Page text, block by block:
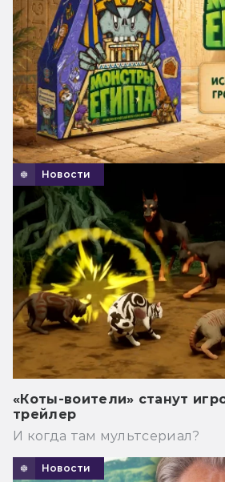
Новости
«Коты-воители» станут
трейлер
И когда там мультсериал?
Новости